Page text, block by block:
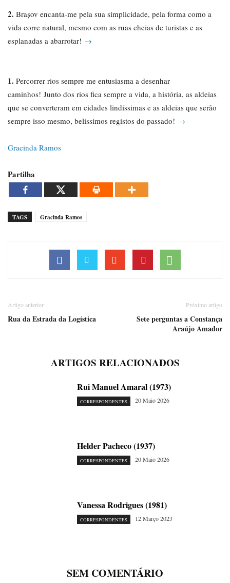
2. Brașov encanta-me pela sua simplicidade, pela forma como a
vida corre natural, mesmo com as ruas cheias de turistas e as
esplanadas a abarrotar! →
1. Percorrer rios sempre me entusiasma a desenhar
caminhos! Junto dos rios fica sempre a vida, a história, as aldeias
que se converteram em cidades lindíssimas e as aldeias que serão
sempre isso mesmo, belíssimos registos do passado! →
Gracinda Ramos
Partilha
TAGS Gracinda Ramos
Artigo anterior
Rua da Estrada da Logística
Próximo artigo
Sete perguntas a Constança
Araújo Amador
ARTIGOS RELACIONADOS
Rui Manuel Amaral (1973)
CORRESPONDENTES 20 Maio 2026
Helder Pacheco (1937)
CORRESPONDENTES 20 Maio 2026
Vanessa Rodrigues (1981)
CORRESPONDENTES 12 Março 2023
SEM COMENTÁRIO